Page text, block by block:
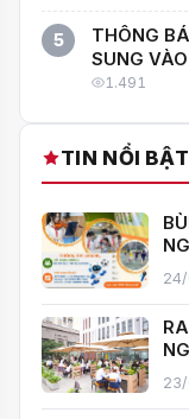
5
THÔNG
SUNG
1.491
TIN NỔI BẬT